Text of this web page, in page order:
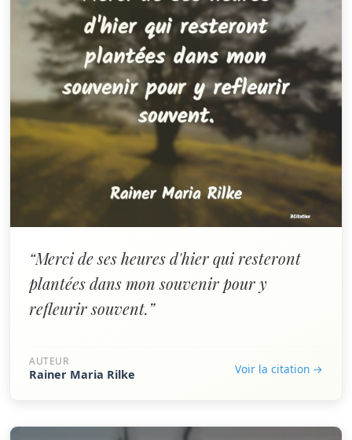
“Merci de ses heures d'hier qui resteront
plantées dans mon souvenir pour y
refleurir souvent.”
AUTEUR
Rainer Maria Rilke Voir la citation →